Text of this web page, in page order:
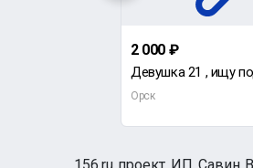
2 000 ₽
Девушка 21 , ищу
Орск